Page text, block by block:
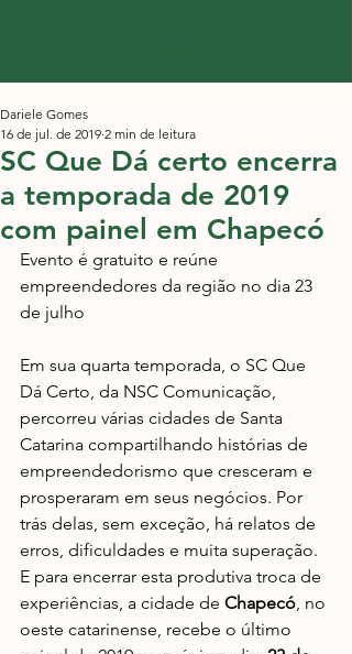
SC Que Dá certo encerra
a temporada de 2019
com painel em Chapecó
Dariele Gomes
16 de jul. de 2019 2 min de leitura
Evento é gratuito e reúne
empreendedores da região no dia 23
de julho
Em sua quarta temporada, o SC Que
Dá Certo, da NSC Comunicação,
percorreu várias cidades de Santa
Catarina compartilhando histórias de
empreendedorismo que cresceram e
prosperaram em seus negócios. Por
trás delas, sem exceção, há relatos de
erros, dificuldades e muita superação.
E para encerrar esta produtiva troca de
experiências, a cidade de Chapecó, no
oeste catarinense, recebe o último